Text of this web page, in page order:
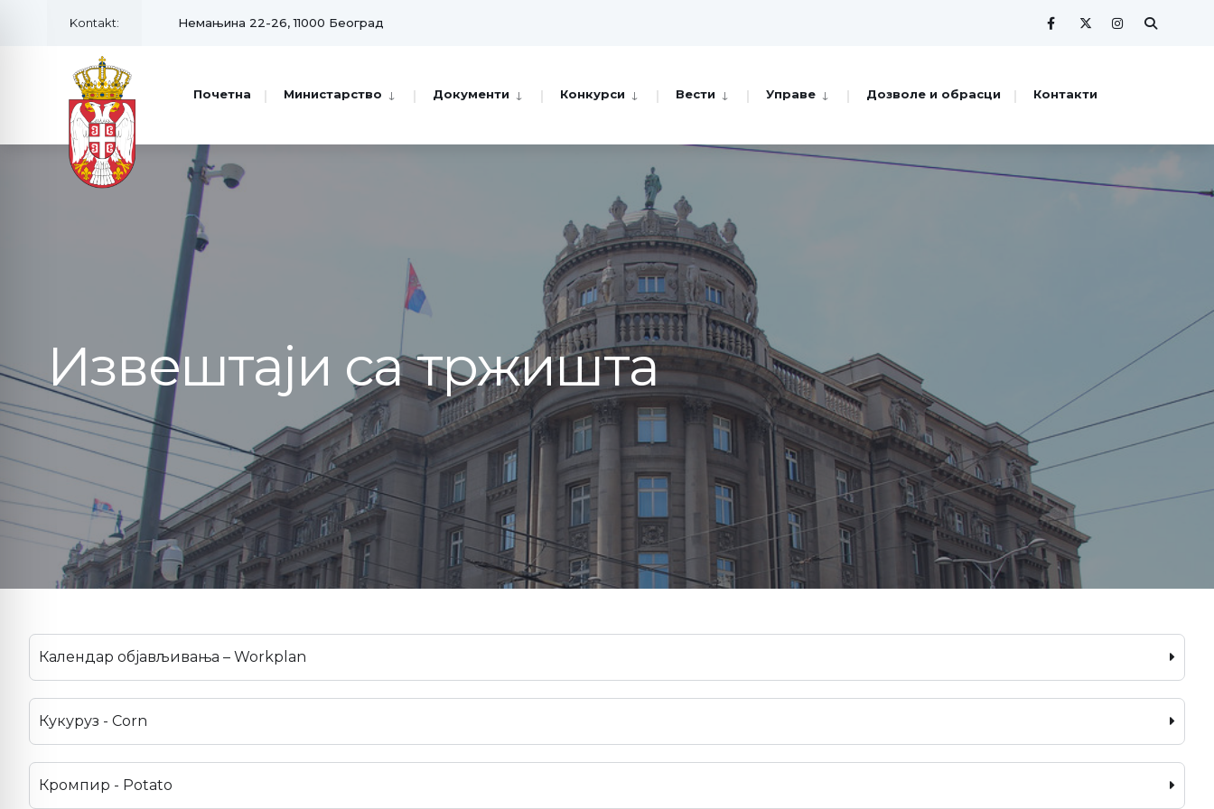
Kontakt: Немањина 22-26, 11000 Београд
Почетна Министарство Документи Конкурси Вести Управе Дозволе и обрасци Контакти
Извештаји са тржишта
Календар објављивања – Workplan
Кукуруз - Corn
Кромпир - Potato